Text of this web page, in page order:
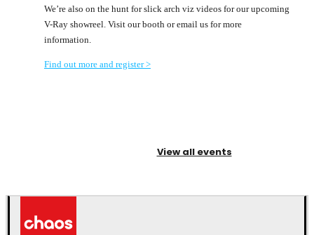
We’re also on the hunt for slick arch viz videos for our upcoming
V-Ray showreel. Visit our booth or email us for more
information.
Find out more and register >
View all events